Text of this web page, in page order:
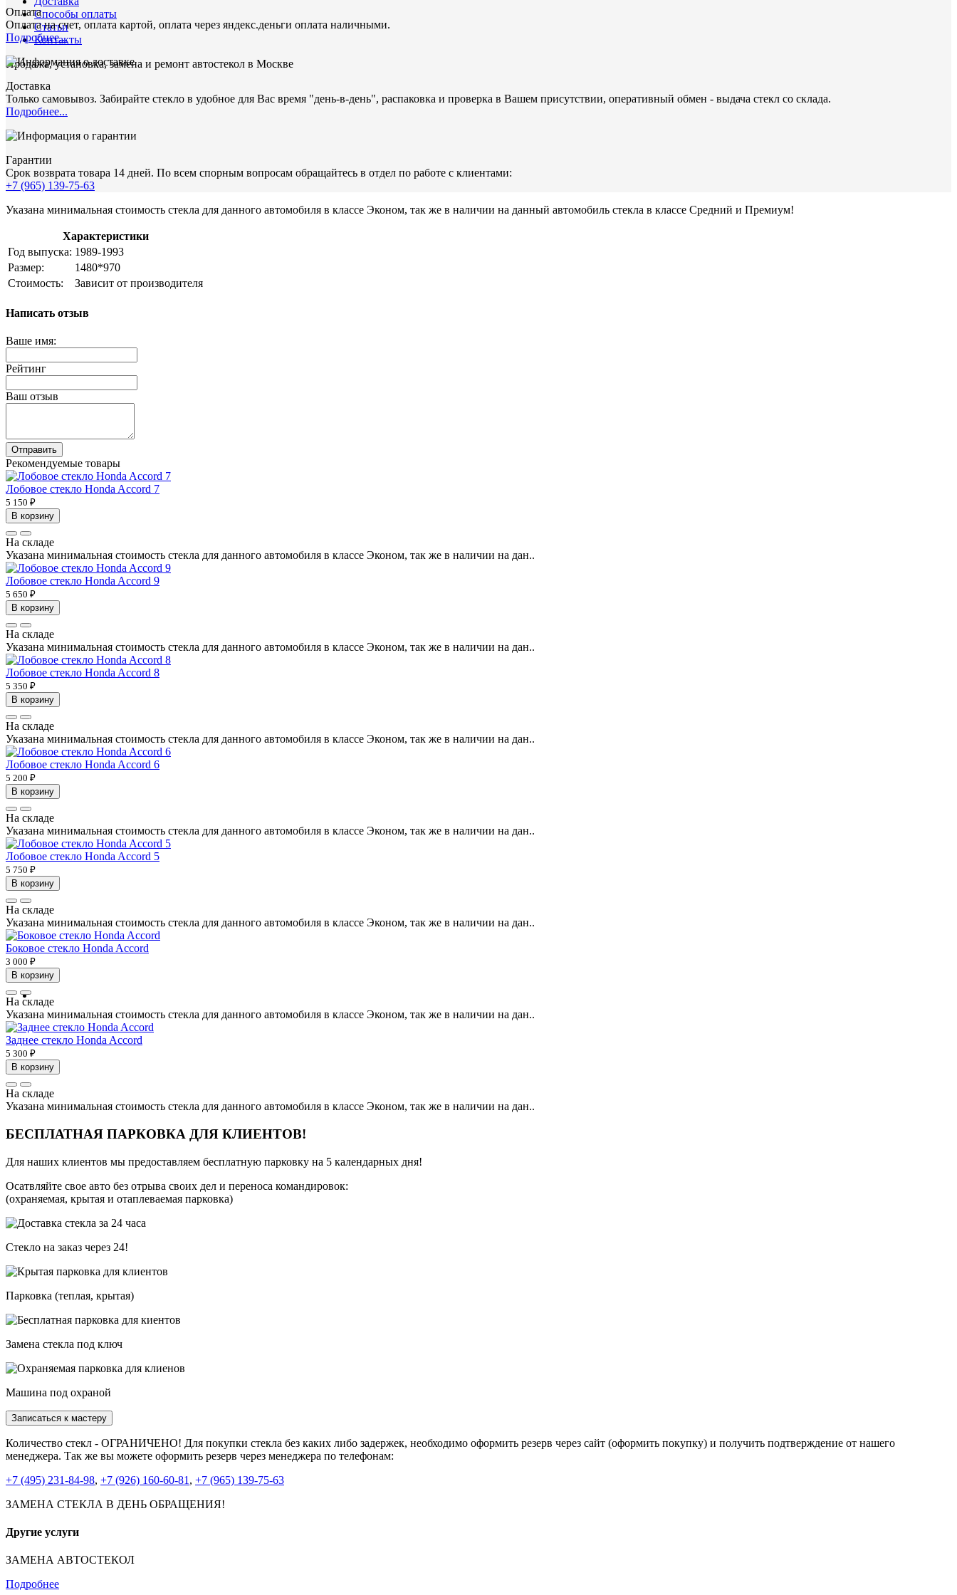
Способы оплаты
Статьи
Контакты
Продажа, установка, замена и ремонт автостекол в Москве
Оплата
Оплата на счет, оплата картой, оплата через яндекс.деньги оплата наличными.
Подробнее...
Доставка
Только самовывоз. Забирайте стекло в удобное для Вас время "день-в-день", распаковка и проверка в Вашем присутствии, оперативный обмен - выдача стекл со склада.
Подробнее...
Гарантии
Срок возврата товара 14 дней. По всем спорным вопросам обращайтесь в отдел по работе с клиентами:
+7 (965) 139-75-63
Указана минимальная стоимость стекла для данного автомобиля в классе Эконом, так же в наличии на данный автомобиль стекла в классе Средний и Премиум!
Характеристики
Год выпуска: 1989-1993
Размер:
1480*970
Стоимость:
Зависит от производителя
Написать отзыв
Ваше имя:
Рейтинг
Ваш отзыв
Отправить
Рекомендуемые товары
Лобовое стекло Honda Accord 7
5 150 ₽
В корзину
На складе
Указана минимальная стоимость стекла для данного автомобиля в классе Эконом, так же в наличии на дан..
Лобовое стекло Honda Accord 9
5 650 ₽
В корзину
На складе
Указана минимальная стоимость стекла для данного автомобиля в классе Эконом, так же в наличии на дан..
Лобовое стекло Honda Accord 8
5 350 ₽
В корзину
На складе
Указана минимальная стоимость стекла для данного автомобиля в классе Эконом, так же в наличии на дан..
Лобовое стекло Honda Accord 6
5 200 ₽
В корзину
На складе
Указана минимальная стоимость стекла для данного автомобиля в классе Эконом, так же в наличии на дан..
Лобовое стекло Honda Accord 5
5 750 ₽
В корзину
На складе
Указана минимальная стоимость стекла для данного автомобиля в классе Эконом, так же в наличии на дан..
Боковое стекло Honda Accord
3 000 ₽
В корзину
На складе
Указана минимальная стоимость стекла для данного автомобиля в классе Эконом, так же в наличии на дан..
Заднее стекло Honda Accord
5 300 ₽
В корзину
На складе
Указана минимальная стоимость стекла для данного автомобиля в классе Эконом, так же в наличии на дан..
БЕСПЛАТНАЯ ПАРКОВКА ДЛЯ КЛИЕНТОВ!
Для наших клиентов мы предоставляем бесплатную парковку на 5 календарных дня!
Осатвляйте свое авто без отрыва своих дел и переноса командировок:
(охраняемая, крытая и отаплеваемая парковка)
Стекло на заказ через 24!
Парковка (теплая, крытая)
Замена стекла под ключ
Машина под охраной
Записаться к мастеру
Количество стекл - ОГРАНИЧЕНО! Для покупки стекла без каких либо задержек, необходимо оформить резерв через сайт (оформить покупку) и получить подтверждение от нашего
менеджера. Так же вы можете оформить резерв через менеджера по телефонам:
+7 (495) 231-84-98, +7 (926) 160-60-81 , +7 (965) 139-75-63
ЗАМЕНА СТЕКЛА В ДЕНЬ ОБРАЩЕНИЯ!
Другие услуги
ЗАМЕНА АВТОСТЕКОЛ
Подробнее